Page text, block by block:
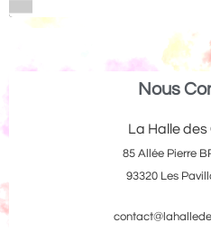
Nous
La Halle
85 Allée Pierre
93320 Les